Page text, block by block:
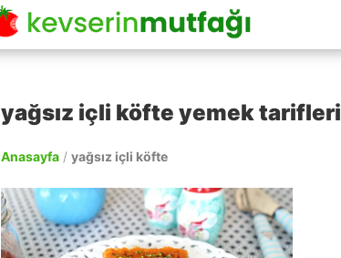
yağsız içli köfte yemek tarifleri
Anasayfa / yağsız içli köfte